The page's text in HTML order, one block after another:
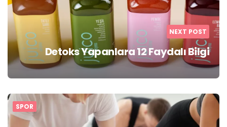
NEXT POST
Detoks Yapanlara 12 Faydalı Bilgi
SPOR